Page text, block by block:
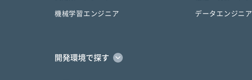
機械学習エンジニア データエンジニア
開発環境で探す